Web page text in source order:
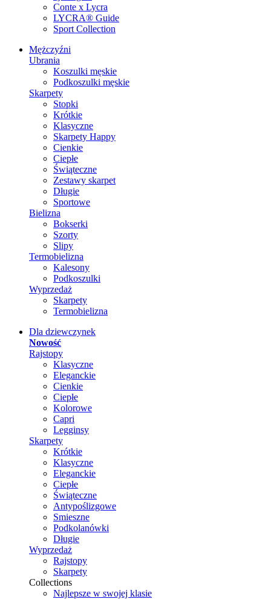
Conte x Lycra
LYCRA® Guide
Sport Сollection
Mężczyźni
Ubrania
Koszulki męskie
Podkoszulki męskie
Skarpety
Stopki
Krótkie
Klasyczne
Skarpety Happy
Cienkie
Ciepłe
Świąteczne
Zestawy skarpet
Długie
Sportowe
Bielizna
Bokserki
Szorty
Slipy
Termobielizna
Kalesony
Podkoszulki
Wyprzedaż
Skarpety
Termobielizna
Dla dziewczynek
Nowość
Rajstopy
Klasyczne
Eleganckie
Cienkie
Ciepłe
Kolorowe
Capri
Legginsy
Skarpety
Krótkie
Klasyczne
Eleganckie
Ciepłe
Świąteczne
Antypoślizgowe
Smieszne
Podkolanówki
Długie
Wyprzedaż
Rajstopy
Skarpety
Collections
Najlepsze w swojej klasie